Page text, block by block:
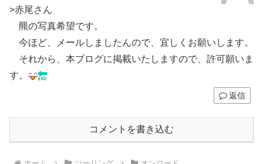
>赤尾さん
羆の写真希望です。
今ほど、メールしましたんので、宜しくお願いします。
それから、本ブログに掲載いたしますので、許可願いま
す。
返信
コメントを書き込む